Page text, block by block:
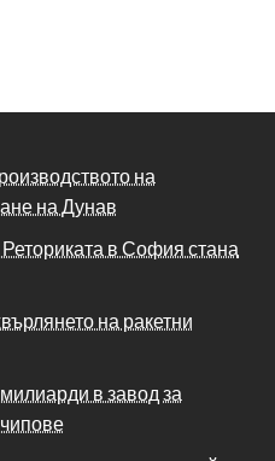
на
на Дунав
в София стана
на ракетни
в завод за